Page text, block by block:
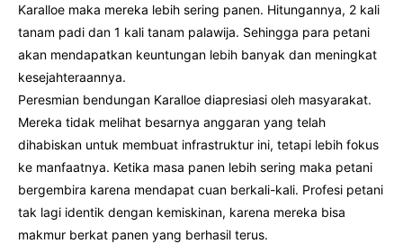
Karalloe maka mereka lebih sering panen. Hitungannya, 2 kali
tanam padi dan 1 kali tanam palawija. Sehingga para petani
akan mendapatkan keuntungan lebih banyak dan meningkat
kesejahteraannya.
Peresmian bendungan Karalloe diapresiasi oleh masyarakat.
Mereka tidak melihat besarnya anggaran yang telah
dihabiskan untuk membuat infrastruktur ini, tetapi lebih fokus
ke manfaatnya. Ketika masa panen lebih sering maka petani
bergembira karena mendapat cuan berkali-kali. Profesi petani
tak lagi identik dengan kemiskinan, karena mereka bisa
makmur berkat panen yang berhasil terus.